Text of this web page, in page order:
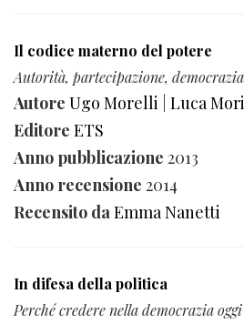
Il codice materno del potere
Autorità, partecipazione, democrazia
Autore Ugo Morelli Luca Mori
Editore ETS
Anno pubblicazione 2013
Anno recensione 2014
Recensito daEmma Nanetti
In difesa della politica
Perché credere nella democrazia oggi